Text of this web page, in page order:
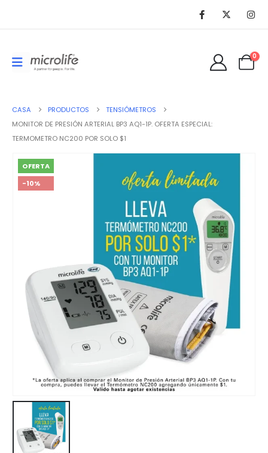
0
CASA PRODUCTOS
TENSIÓMETROS
MONITOR DE PRESIÓN ARTERIAL BP3 AQ1-1P. OFERTA ESPECIAL:
TERMOMETRO NC200 POR SOLO $1
OFERTA
-10%